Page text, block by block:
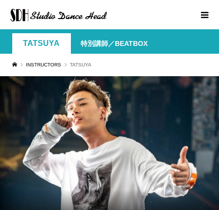
TATSUYA 特別講師／BEATBOX
INSTRUCTORS TATSUYA